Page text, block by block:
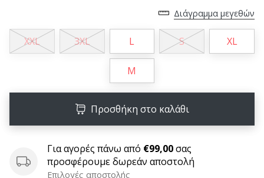
Πρόγραμμα
Συνεργατών
δικό
ιστότοπο,
στο
Facebook
Διάγραμμα μεγεθών
XXL 3XL L S XL
M
Προσθήκη στο καλάθι
Για αγορές πάνω από €99,00σας
προσφέρουμε δωρεάν αποστολή
Επιλογές αποστολής